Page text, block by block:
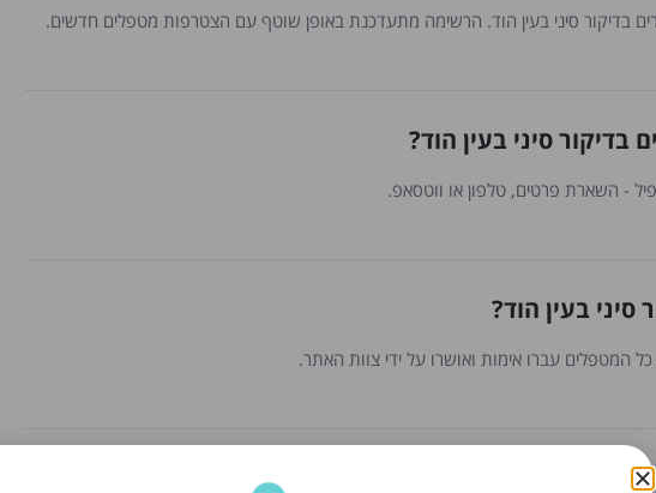
סיני בעין הוד?
- השארת פרטים, טלפון או ווטסאפ.
סיני בעין הוד?
כל המטפלים עברו אימות ואושרו על ידי צוות האתר.
סיני בעין הוד?